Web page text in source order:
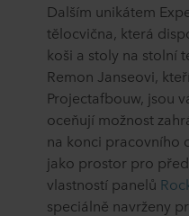
Dalším unikátem
tělocvična, která
koši a stoly na stolní
Remon Janseovi,
Projectafbouw, jsou
oceňují možnost
na konci pracovního
jako prostor pro
vlastností panelů
speciálně navrženy